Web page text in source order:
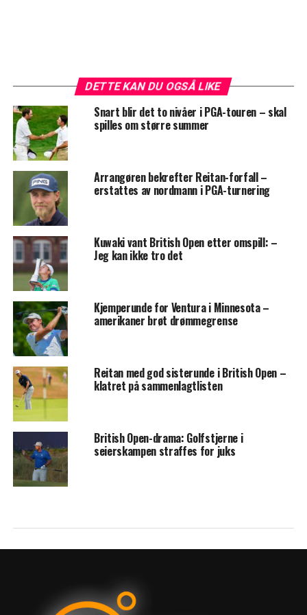
DETTE KAN DU OGSÅ LIKE
Snart blir det to nivåer i PGA-touren – skal
spilles om større summer
Arrangøren bekrefter Reitan-forfall –
erstattes av nordmann i PGA-turnering
Kuwaki vant British Open etter omspill: –
Jeg kan ikke tro det
Kjemperunde for Ventura i Minnesota –
amerikaner brøt drømmegrense
Reitan med god sisterunde i British Open –
klatret på sammenlagtlisten
British Open-drama: Golfstjerne i
seierskampen straffes for juks